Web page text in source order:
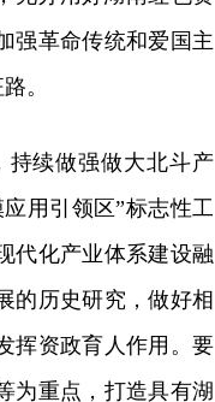
强革命传统和爱国主
。
持续做强做大北斗产
用引领区”标志性工
代化产业体系建设融
的历史研究，做好相
挥资政育人作用。要
为重点，打造具有湖